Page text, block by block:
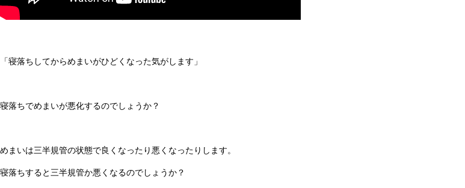
「寝落ちしてからめまいがひどくなった気がします」
寝落ちでめまいが悪化するのでしょうか？
めまいは三半規管の状態で良くなったり悪くなったりします。
寝落ちすると三半規管か悪くなるのでしょうか？